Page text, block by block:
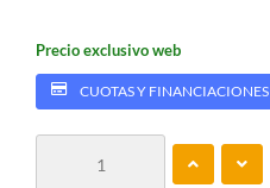
Precio exclusivo web
CUOTAS Y FINANCIACIONES